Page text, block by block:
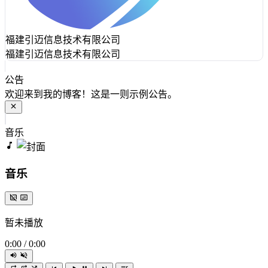
福建引迈信息技术有限公司
福建引迈信息技术有限公司
公告
欢迎来到我的博客！这是一则示例公告。
音乐
音乐
暂未播放
0:00 / 0:00